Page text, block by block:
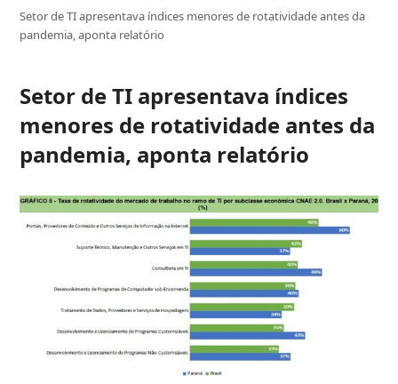
Setor de TI apresentava índices menores de rotatividade antes da
pandemia, aponta relatório
Setor de TI apresentava índices
menores de rotatividade antes da
pandemia, aponta relatório